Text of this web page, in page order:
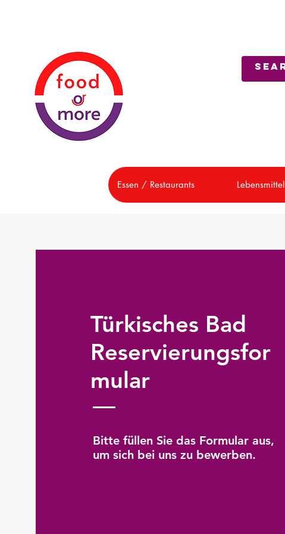
Essen / Restaurants Lebensmittel
Türkisches Bad
Reservierungsfor
mular
Bitte füllen Sie das Formular aus,
um sich bei uns zu bewerben.